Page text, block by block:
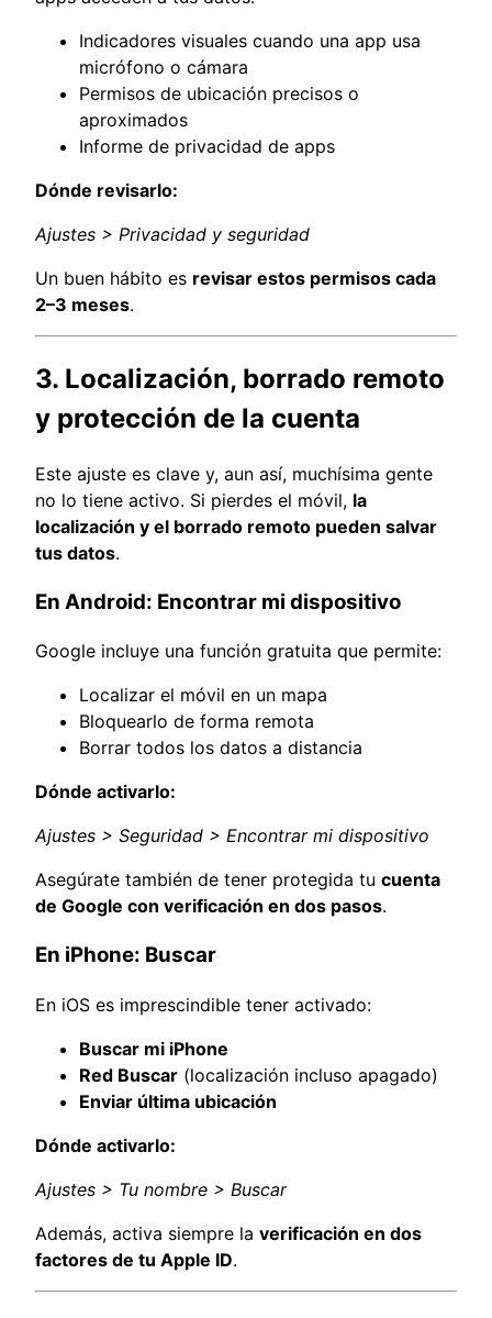
Indicadores visuales cuando una app usa
micrófono o cámara
Permisos de ubicación precisos o
aproximados
Informe de privacidad de apps
Dónde revisarlo:
Ajustes > Privacidad y seguridad
Un buen hábito es revisar estos permisos cada
2–3 meses.
3. Localización, borrado remoto
y protección de la cuenta
Este ajuste es clave y, aun así, muchísima gente
no lo tiene activo. Si pierdes el móvil, la
localización y el borrado remoto pueden salvar
tus datos.
En Android: Encontrar mi dispositivo
Google incluye una función gratuita que permite:
Localizar el móvil en un mapa
Bloquearlo de forma remota
Borrar todos los datos a distancia
Dónde activarlo:
Ajustes > Seguridad > Encontrar mi dispositivo
Asegúrate también de tener protegida tu cuenta
de Google con verificación en dos pasos.
En iPhone: Buscar
En iOS es imprescindible tener activado:
Buscar mi iPhone
Red Buscar (localización incluso apagado)
Enviar última ubicación
Dónde activarlo:
Ajustes > Tu nombre > Buscar
Además, activa siempre la verificación en dos
factores de tu Apple ID.